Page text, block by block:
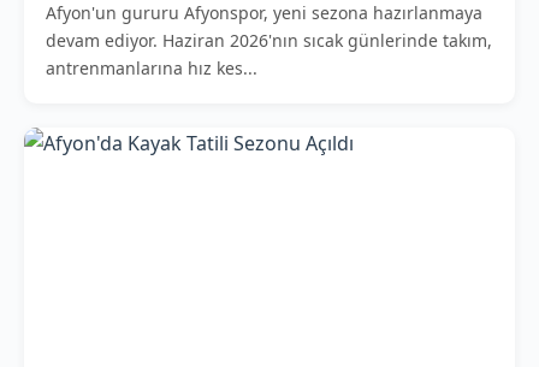
Afyon'un gururu Afyonspor, yeni sezona hazırlanmaya
devam ediyor. Haziran 2026'nın sıcak günlerinde takım,
antrenmanlarına hız kes...